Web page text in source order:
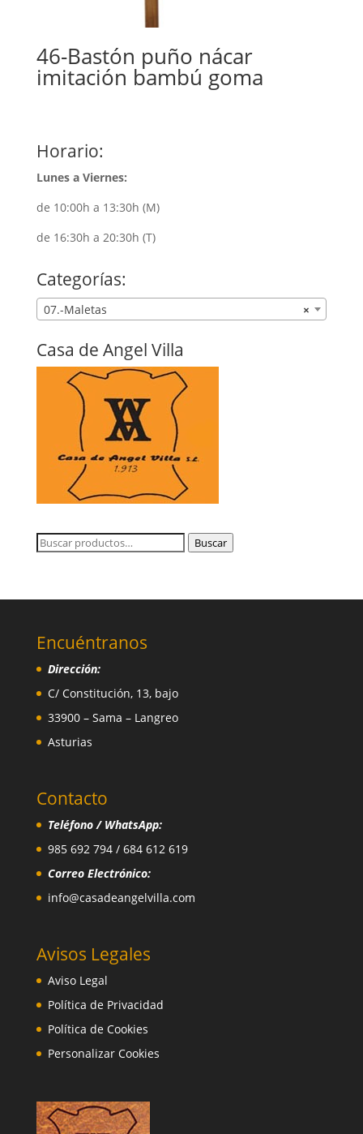
46-Bastón puño nácar
imitación bambú goma
Horario:
Lunes a Viernes:
de 10:00h a 13:30h (M)
de 16:30h a 20:30h (T)
Categorías:
×
07.-Maletas
Casa de Angel Villa
Buscar
Buscar
Encuéntranos
Dirección:
C/ Constitución, 13, bajo
33900 – Sama – Langreo
Asturias
Contacto
Teléfono / WhatsApp:
985 692 794 / 684 612 619
Correo Electrónico:
info@casadeangelvilla.com
Avisos Legales
Aviso Legal
Política de Privacidad
Política de Cookies
Personalizar Cookies